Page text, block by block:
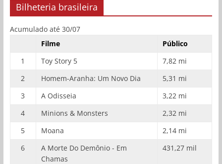
Bilheteria brasileira
Acumulado até 30/07
Filme
Público
1
Toy Story 5
7,82 mi
2
Homem-Aranha: Um Novo Dia
5,31 mi
3
A Odisseia
3,22 mi
4
Minions & Monsters
2,32 mi
5
Moana
2,14 mi
6
A Morte Do Demônio - Em
Chamas
431,27 mil